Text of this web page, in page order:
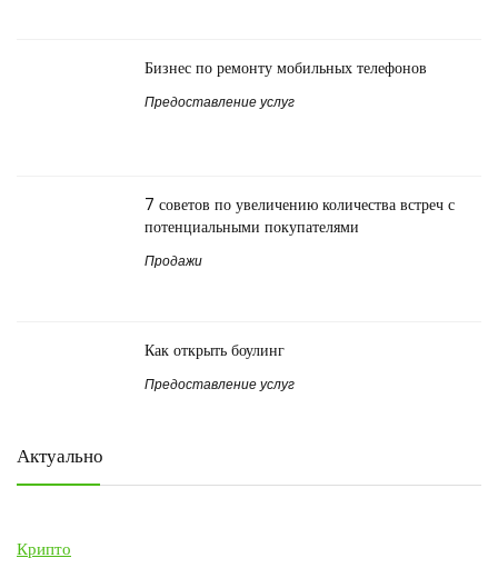
Бизнес по ремонту мобильных телефонов
Предоставление услуг
7 советов по увеличению количества встреч с
потенциальными покупателями
Продажи
Как открыть боулинг
Предоставление услуг
Актуально
Крипто